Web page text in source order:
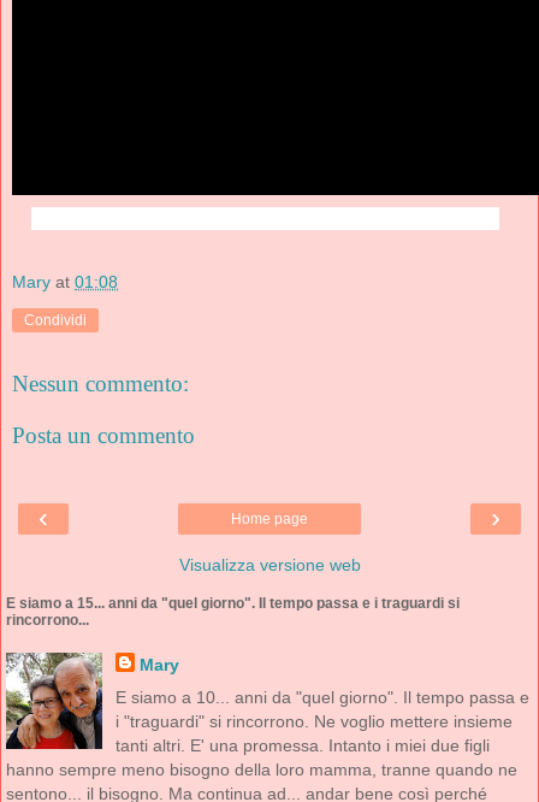
Mary at 01:08
Condividi
Nessun commento:
Posta un commento
‹ ›
Home page
Visualizza versione web
E siamo a 15... anni da "quel giorno". Il tempo passa e i traguardi si
rincorrono...
Mary
E siamo a 10... anni da "quel giorno". Il tempo passa e
i "traguardi" si rincorrono. Ne voglio mettere insieme
tanti altri. E' una promessa. Intanto i miei due figli
hanno sempre meno bisogno della loro mamma, tranne quando ne
sentono... il bisogno. Ma continua ad... andar bene così perché